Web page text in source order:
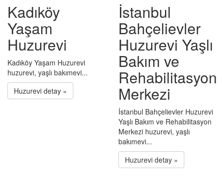
Kadıköy
Yaşam
Huzurevi
Kadıköy Yaşam Huzurevi
huzurevi, yaşlı bakımevi...
Huzurevi detay »
İstanbul
Bahçelievler
Huzurevi Yaşlı
Bakım ve
Rehabilitasyon
Merkezi
İstanbul Bahçelievler Huzurevi
Yaşlı Bakım ve Rehabilitasyon
Merkezi huzurevi, yaşlı
bakımevi...
Huzurevi detay »